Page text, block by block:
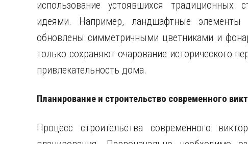
использование устоявшихся
идеями. Например, ландшафтные
обновлены симметричными цветниками и
только сохраняют очарование исторического
привлекательность дома.
Планирование и строительство современного
Процесс строительства современного